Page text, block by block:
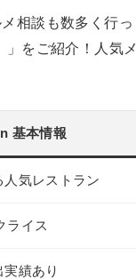
相談も数多く行っ
をご紹介！人気メ
基本情報
気レストラン
ライス
績あり